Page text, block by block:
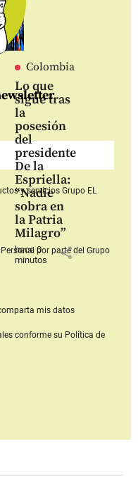
Colombia
Lo que
sigue tras
la
posesión
del
presidente
De la
Espriella:
“Nadie
sobra en
la Patria
Milagro”
hace 0
minutos
share
y serviciosGrupo EL
por parte del Grupo
mis datos
conforme su Política de